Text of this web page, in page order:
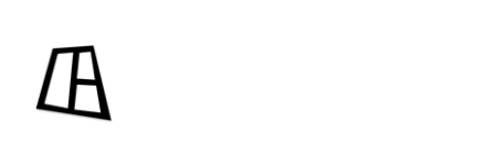
contenido